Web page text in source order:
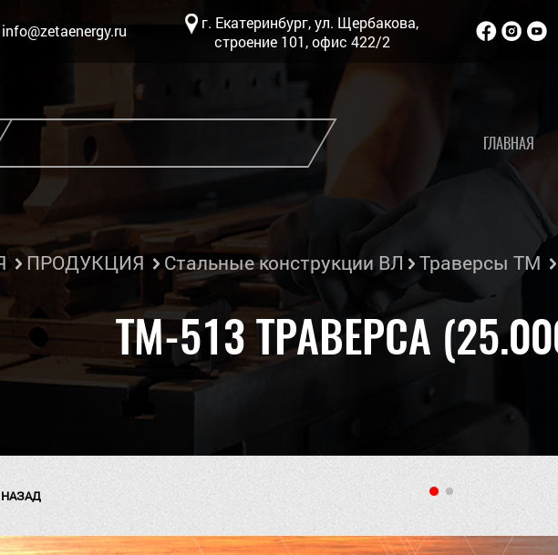
info@zetaenergy.ru
г. Екатеринбург, ул. Щербакова,
строение 101, офис 422/2
ГЛАВНАЯ
ПРОДУКЦИЯ Стальные конструкции ВЛ Траверсы ТМ
ТМ-513 ТРАВЕРСА
НАЗАД